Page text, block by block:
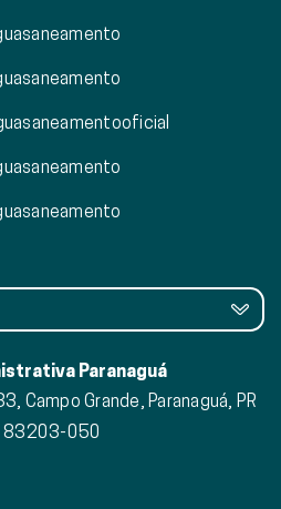
Paranaguá
Campo Grande, Paranaguá, PR
83203-050